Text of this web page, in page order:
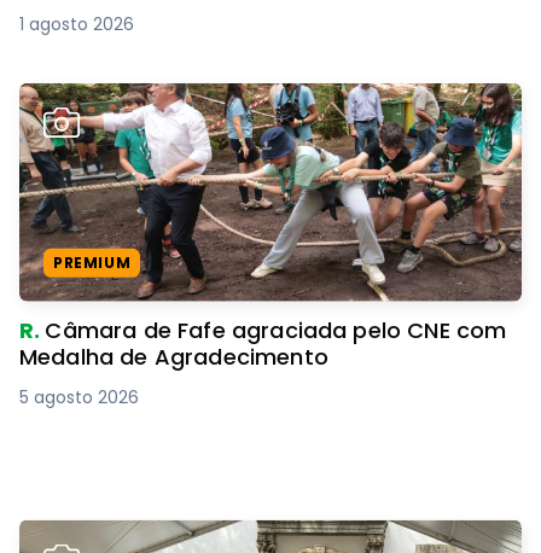
1 agosto 2026
PREMIUM
R. Câmara de Fafe agraciada pelo CNE com
Medalha de Agradecimento
5 agosto 2026